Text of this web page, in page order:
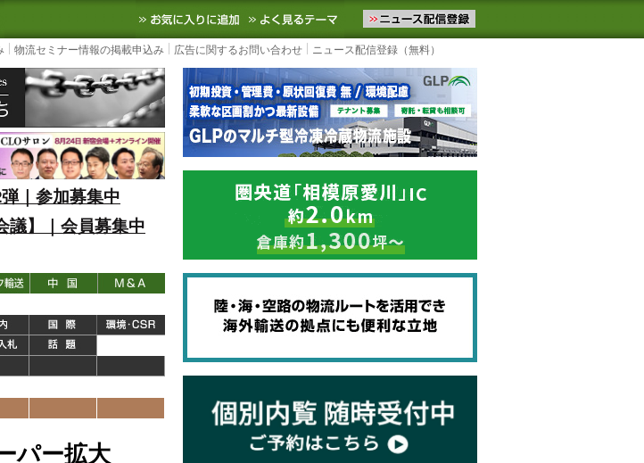
ースサイト
3PL, SCMなど国内外の最新の物流ニュースをお届けします。物流ニュースメール配信を登録す
お気に入りに追加 よく見るテーマ
物流セミナー情報の掲載申込み 広告に関するお問い合わせ ニュース配信登録（無料）
｜参加募集中
議】｜会員募集中
パー拡大